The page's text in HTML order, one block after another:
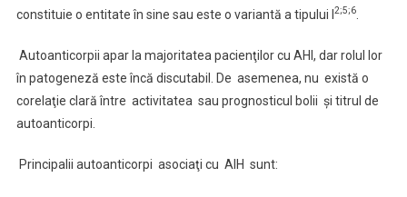
constituie o entitate în sine sau este o variantă a tipului I 2;5;6.
Autoanticorpii apar la majoritatea pacienţilor cu AHI, dar rolul lor
în patogeneză este încă discutabil. De asemenea, nu există o
corelaţie clară între activitatea sau prognosticul bolii şi titrul de
autoanticorpi.
Principalii autoanticorpi asociaţi cu AIH sunt: